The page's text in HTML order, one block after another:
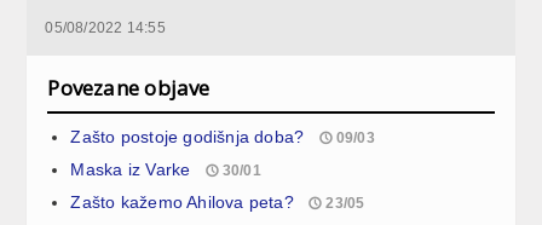
05/08/2022 14:55
Povezane objave
Zašto postoje godišnja doba? 09/03
Maska iz Varke 30/01
Zašto kažemo Ahilova peta? 23/05